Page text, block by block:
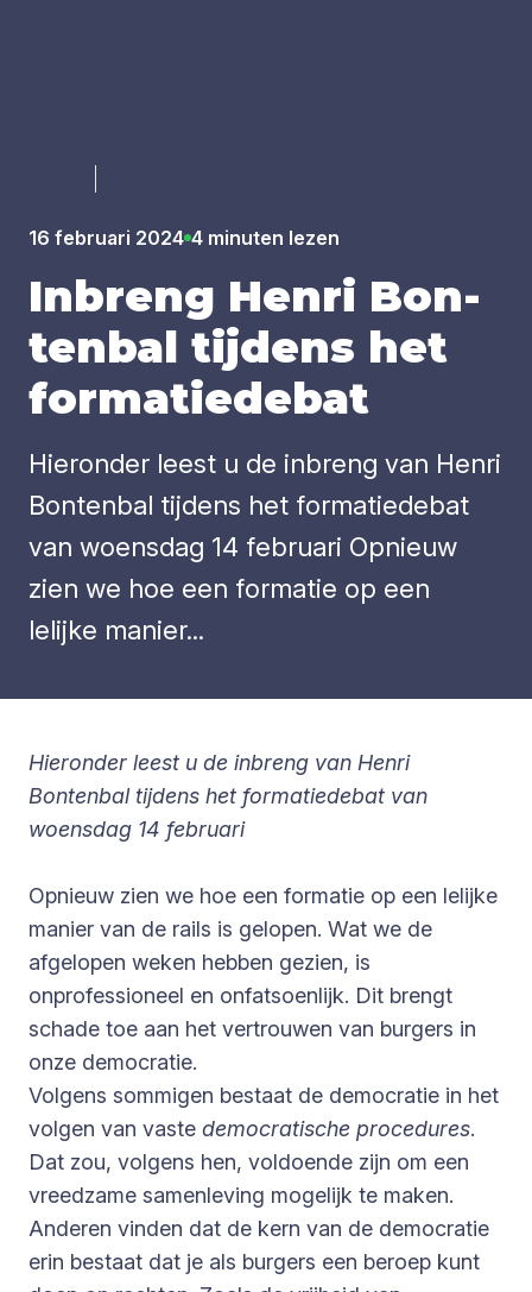
16 februari 2024 4 minuten lezen
Inbreng Hen­ri Bon­
ten­bal tij­dens het
for­ma­tie­de­bat
Hieronder leest u de inbreng van Henri
Bontenbal tijdens het formatiedebat
van woensdag 14 februari Opnieuw
zien we hoe een formatie op een
lelijke manier...
Hieronder leest u de inbreng van Henri
Bontenbal tijdens het formatiedebat van
woensdag 14 februari
Opnieuw zien we hoe een formatie op een lelijke
manier van de rails is gelopen. Wat we de
afgelopen weken hebben gezien, is
onprofessioneel en onfatsoenlijk. Dit brengt
schade toe aan het vertrouwen van burgers in
onze democratie.
Volgens sommigen bestaat de democratie in het
volgen van vaste democratische procedures.
Dat zou, volgens hen, voldoende zijn om een
vreedzame samenleving mogelijk te maken.
Anderen vinden dat de kern van de democratie
erin bestaat dat je als burgers een beroep kunt